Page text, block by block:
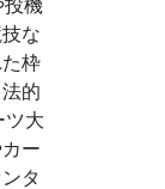
投機
な
枠
的
ツ大
ー
タ